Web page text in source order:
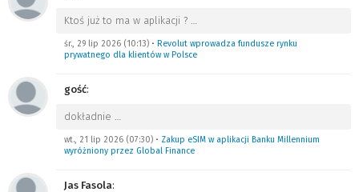
Ktoś już to ma w aplikacji ? …
śr., 29 lip 2026 (10:13) • Revolut wprowadza fundusze rynku
prywatnego dla klientów w Polsce
gość:
dokładnie …
wt., 21 lip 2026 (07:30) • Zakup eSIM w aplikacji Banku Millennium
wyróżniony przez Global Finance
Jas Fasola: